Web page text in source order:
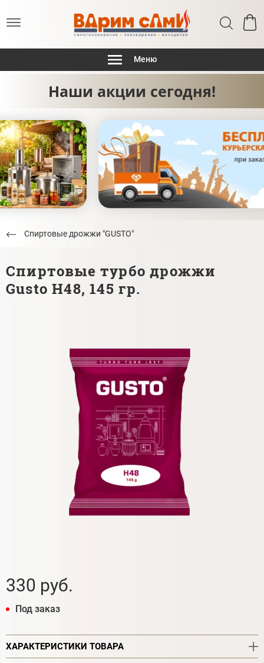
Меню
Наши акции сегодня!
Спиртовые дрожжи "GUSTO"
Спиртовые турбо дрожжи
Gusto H48, 145 гр.
330 руб.
Под заказ
ХАРАКТЕРИСТИКИ ТОВАРА